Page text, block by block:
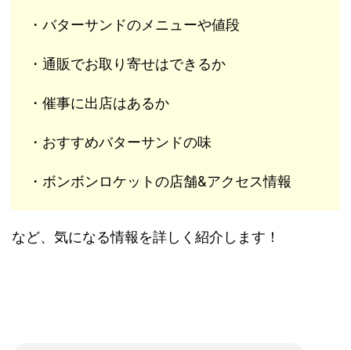
・バターサンドのメニューや値段
・通販でお取り寄せはできるか
・催事に出店はあるか
・おすすめバターサンドの味
・ボンボンロケットの店舗&アクセス情報
など、気になる情報を詳しく紹介します！